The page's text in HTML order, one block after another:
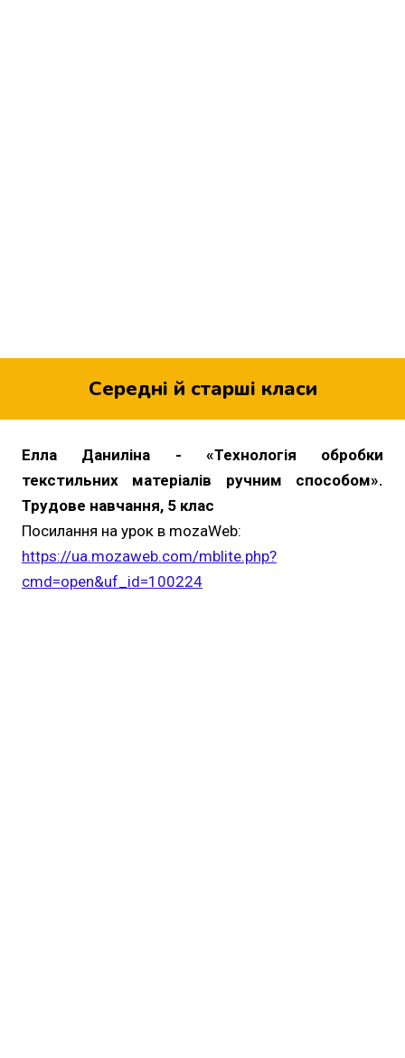
Середні й старші класи
Елла Даниліна - «Технологія обробки
текстильних матеріалів ручним способом».
Трудове навчання, 5 клас
Посилання на урок в mozaWeb:
https://ua.mozaweb.com/mblite.php?
cmd=open&uf_id=100224